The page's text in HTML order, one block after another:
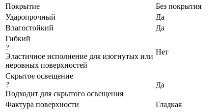
Покрытие
Без покрытия
Ударопрочный
Да
Влагостойкий
Да
Гибкий
?
Эластичное исполнение для изогнутых или
неровных поверхностей
Нет
Скрытое освещение
?
Подходит для скрытого освещения
Да
Фактура поверхности
Гладкая